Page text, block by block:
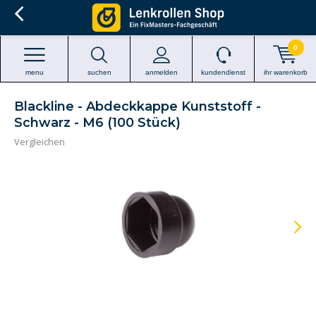
suchen anmelden
menu kundendienst ihr warenkorb
0
Blackline - Abdeckkappe Kunststoff -
Schwarz - M6 (100 Stück)
Vergleichen